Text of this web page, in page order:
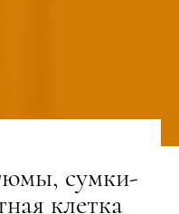
сумки-
клетка